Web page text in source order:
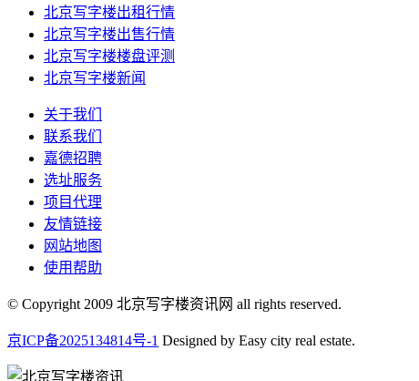
北京写字楼出租行情
北京写字楼出售行情
北京写字楼楼盘评测
北京写字楼新闻
关于我们
联系我们
嘉德招聘
选址服务
项目代理
友情链接
网站地图
使用帮助
© Copyright 2009 北京写字楼资讯网 all rights reserved.
京ICP备2025134814号-1 Designed by Easy city real estate.